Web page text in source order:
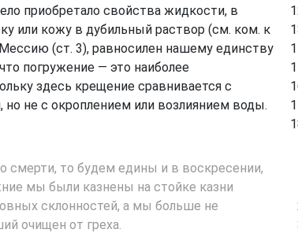
приобретало свойства жидкости, в
или кожу в дубильный раствор (см. ком. к
(ст. 3), равносилен нашему единству
погружение — это наиболее
здесь крещение сравнивается с
но не с окроплением или возлиянием воды.
смерти, то будем едины и в воскресении,
мы были казнены на стойке казни
склонностей, а мы больше не
очищен от греха.